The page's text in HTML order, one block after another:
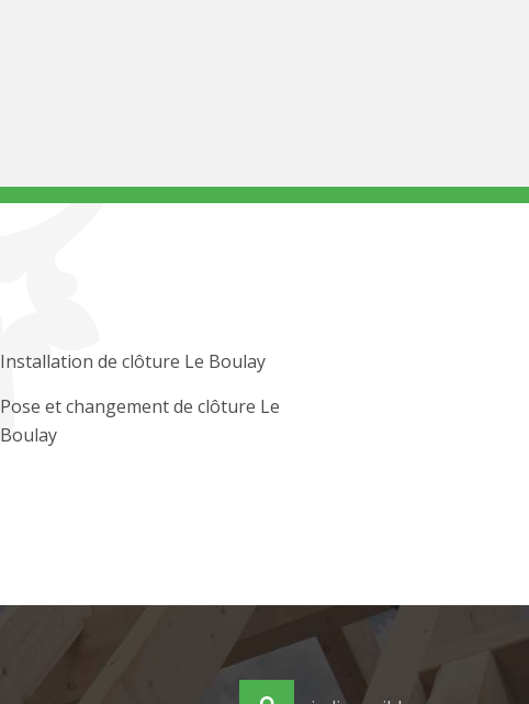
Installation de clôture Le Boulay
Pose et changement de clôture Le
Boulay